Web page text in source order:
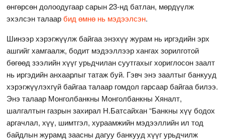
өнгөрсөн долоодугаар сарын 23-нд батлан, мөрдүүлж
эхэлсэн талаарбид өмнө нь мэдээлсэн.
Шинээр хэрэгжүүлж байгаа энэхүү журам нь иргэдийн эрх
ашгийг хамгаалж, бодит мэдээллээр хангах зорилготой
бөгөөд зээлийн хүүг урьдчилан суутгахыг хориглосон заалт
нь иргэдийн анхаарлыг татаж буй. Гэвч энэ заалтыг банкууд
хэрэгжүүлэхгүй байгаа талаар гомдол гарсаар байгаа билээ.
Энэ талаар Монголбанкны Монголбанкны Хяналт,
шалгалтын газрын захирал Н.Батсайхан “Банкны хүү бодох
аргачлал, хүү, шимтгэл, хураамжийн мэдээллийн ил тод
байдлын журамд заасны дагуу банкууд хүүг урьдчилж